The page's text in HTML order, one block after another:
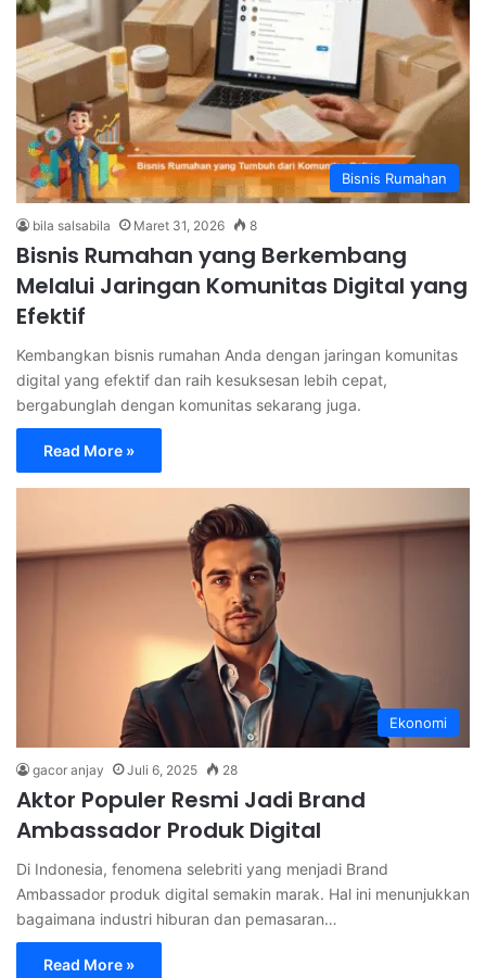
Bisnis Rumahan
bila salsabila Maret 31, 2026 8
Bisnis Rumahan yang Berkembang
Melalui Jaringan Komunitas Digital yang
Efektif
Kembangkan bisnis rumahan Anda dengan jaringan komunitas
digital yang efektif dan raih kesuksesan lebih cepat,
bergabunglah dengan komunitas sekarang juga.
Read More »
Ekonomi
gacor anjay Juli 6, 2025 28
Aktor Populer Resmi Jadi Brand
Ambassador Produk Digital
Di Indonesia, fenomena selebriti yang menjadi Brand
Ambassador produk digital semakin marak. Hal ini menunjukkan
bagaimana industri hiburan dan pemasaran…
Read More »